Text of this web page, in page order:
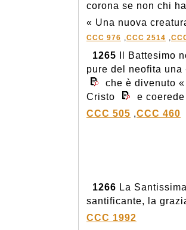
corona se non chi
« Una nuova
CCC 976 ,CCC 2514 ,
1265 Il Battesimo
pure del neofita
che è divenuto
Cristo
e
CCC 505 ,CCC 460
1266 La
santificante, la
CCC 1992